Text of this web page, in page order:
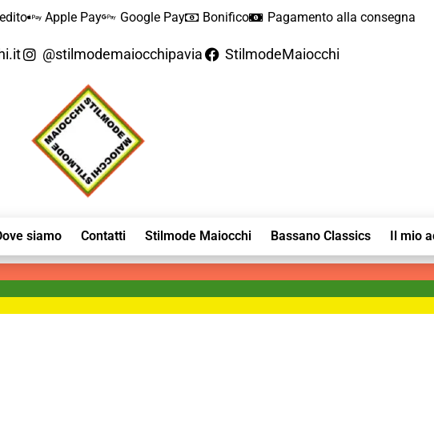
Apple Pay Google Pay Bonifico Pagamento alla consegna
@stilmodemaiocchipavia StilmodeMaiocchi
siamo Contatti Stilmode Maiocchi Bassano Classics Il mio